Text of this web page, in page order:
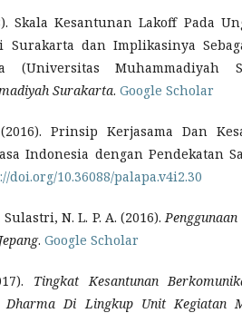
Skala Kesantunan Lakoff Pada
Surakarta dan Implikasinya
(Universitas Muhammadiyah
Surakarta. Google Scholar
Prinsip Kerjasama Dan
Indonesia dengan Pendekatan
doi.org/10.36088/palapa.v4i2.30
N. L. P. A. (2016).
. Google Scholar
Tingkat Kesantunan
Dharma Di Lingkup Unit Kegiatan